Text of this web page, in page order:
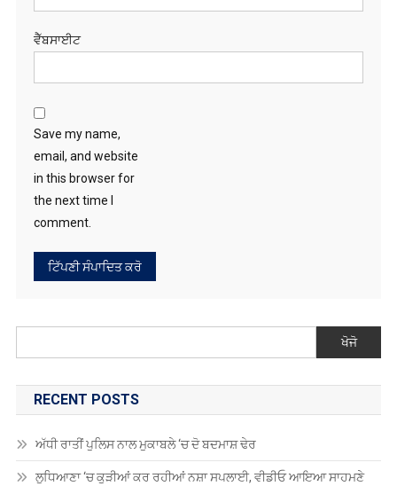
ਵੈੱਬਸਾਈਟ
Save my name,
email, and website
in this browser for
the next time I
comment.
ਖੋਜੋ
RECENT POSTS
ਅੱਧੀ ਰਾਤੀਂ ਪੁਲਿਸ ਨਾਲ ਮੁਕਾਬਲੇ ‘ਚ ਦੋ ਬਦਮਾਸ਼ ਢੇਰ
ਲੁਧਿਆਣਾ ‘ਚ ਕੁੜੀਆਂ ਕਰ ਰਹੀਆਂ ਨਸ਼ਾ ਸਪਲਾਈ, ਵੀਡੀਓ ਆਇਆ ਸਾਹਮਣੇ